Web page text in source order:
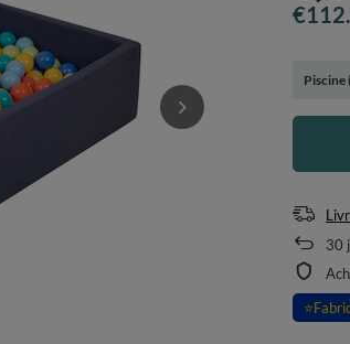
Piscine
30
⭐